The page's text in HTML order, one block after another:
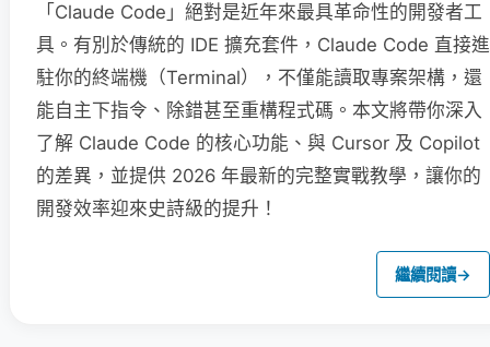
「Claude Code」絕對是近年來最具革命性的開發者工
具。有別於傳統的 IDE 擴充套件，Claude Code 直接進
駐你的終端機（Terminal），不僅能讀取專案架構，還
能自主下指令、除錯甚至重構程式碼。本文將帶你深入
了解 Claude Code 的核心功能、與 Cursor 及 Copilot
的差異，並提供 2026 年最新的完整實戰教學，讓你的
開發效率迎來史詩級的提升！
繼續閱讀→